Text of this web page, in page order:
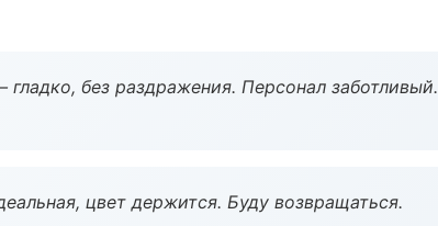
без раздражения. Персонал заботливый.
цвет держится. Буду возвращаться.